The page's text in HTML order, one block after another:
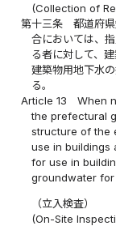
(Collection of
第十三条
都道府
合においては、
る者に対して、
建築物用地下水
る。
Article 13
When
the prefectural
structure of the
use in buildings
for use in
groundwater
（立入検査）
(On-Site